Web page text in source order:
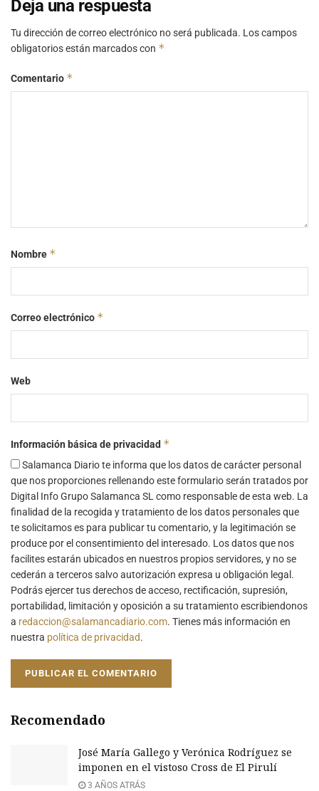
Deja una respuesta
Tu dirección de correo electrónico no será publicada. Los campos
obligatorios están marcados con *
Comentario *
Nombre *
Correo electrónico *
Web
Información básica de privacidad *
Salamanca Diario te informa que los datos de carácter personal
que nos proporciones rellenando este formulario serán tratados por
Digital Info Grupo Salamanca SL como responsable de esta web. La
finalidad de la recogida y tratamiento de los datos personales que
te solicitamos es para publicar tu comentario, y la legitimación se
produce por el consentimiento del interesado. Los datos que nos
facilites estarán ubicados en nuestros propios servidores, y no se
cederán a terceros salvo autorización expresa u obligación legal.
Podrás ejercer tus derechos de acceso, rectificación, supresión,
portabilidad, limitación y oposición a su tratamiento escribiendonos
a redaccion@salamancadiario.com. Tienes más información en
nuestra política de privacidad.
Recomendado
José María Gallego y Verónica Rodríguez se
imponen en el vistoso Cross de El Pirulí
3 AÑOS ATRÁS